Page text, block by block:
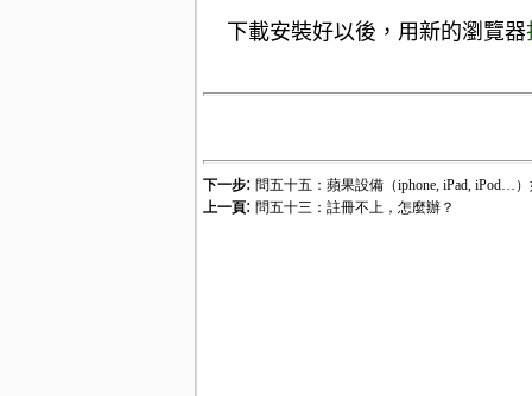
下載安裝好以後，用新的瀏覽器
下一步: 問五十五：蘋果設備（iphone, iPad, iPod…
上一頁: 問五十三：註冊不上，怎麼辦？